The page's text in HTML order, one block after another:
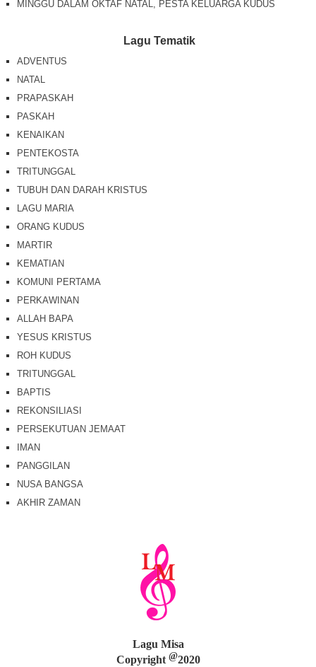
MINGGU DALAM OKTAF NATAL, PESTA KELUARGA KUDUS
Lagu Tematik
ADVENTUS
NATAL
PRAPASKAH
PASKAH
KENAIKAN
PENTEKOSTA
TRITUNGGAL
TUBUH DAN DARAH KRISTUS
LAGU MARIA
ORANG KUDUS
MARTIR
KEMATIAN
KOMUNI PERTAMA
PERKAWINAN
ALLAH BAPA
YESUS KRISTUS
ROH KUDUS
TRITUNGGAL
BAPTIS
REKONSILIASI
PERSEKUTUAN JEMAAT
IMAN
PANGGILAN
NUSA BANGSA
AKHIR ZAMAN
Lagu Misa
Copyright @2020